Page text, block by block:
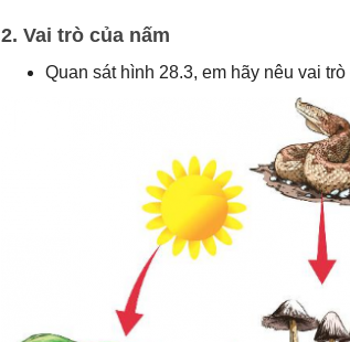
2. Vai trò của nấm
Quan sát hình 28.3, em hãy nêu vai